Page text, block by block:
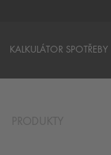
KALKULÁTOR SPOTŘEBY